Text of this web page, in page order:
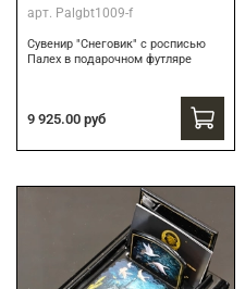
арт. Palgbt1009-f
Сувенир "Снеговик" с росписью
Палех в подарочном футляре
9 925.00 руб